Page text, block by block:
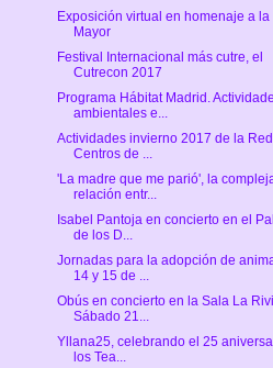
Exposición virtual en homenaje a la
Mayor
Festival Internacional más cutre, el
Cutrecon 2017
Programa Hábitat Madrid.
ambientales e...
Actividades invierno 2017 de la
Centros de ...
'La madre que me parió', la
relación entr...
Isabel Pantoja en concierto en el
de los D...
Jornadas para la adopción de
14 y 15 de ...
Obús en concierto en la Sala La
Sábado 21...
Yllana25, celebrando el 25
los Tea...